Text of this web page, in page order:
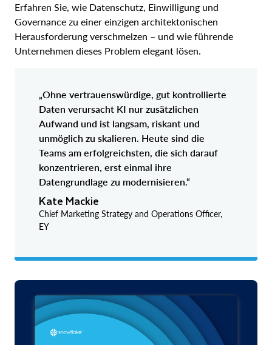
Erfahren Sie, wie Datenschutz, Einwilligung und
Governance zu einer einzigen architektonischen
Herausforderung verschmelzen – und wie führende
Unternehmen dieses Problem elegant lösen.
„Ohne vertrauenswürdige, gut kontrollierte
Daten verursacht KI nur zusätzlichen
Aufwand und ist langsam, riskant und
unmöglich zu skalieren. Heute sind die
Teams am erfolgreichsten, die sich darauf
konzentrieren, erst einmal ihre
Datengrundlage zu modernisieren.“
Kate Mackie
Chief Marketing Strategy and Operations Officer,
EY